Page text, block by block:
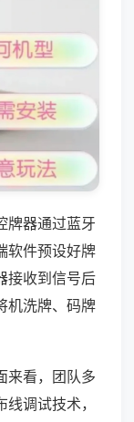
牌器通过蓝牙
软件预设好牌
接收到信号后
机洗牌、码牌
来看，团队多
调试技术，